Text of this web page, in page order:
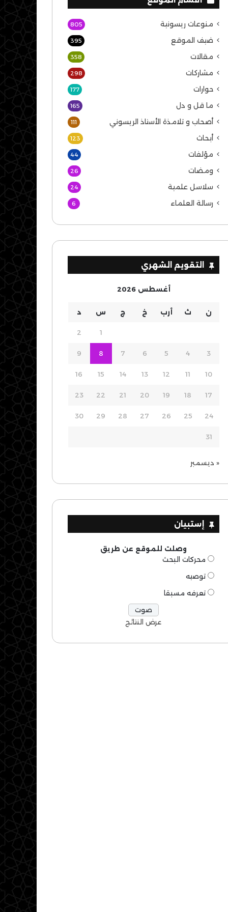
منوعات ريسونية 805
ضيف الموقع 395
مقالات 358
مشاركات 298
حوارات 177
ما قل و دل 165
أصحاب و تلامذة الأستاذ الريسوني 111
أبحاث 123
مؤلفات 44
ومضات 26
سلاسل علمية 24
رسالة العلماء 6
التقويم الشهري
أغسطس 2026
ن ث أرب خ ج س د
1
2
3
4
5
6
7
8
9
10
11
12
13
14
15
16
17
18
19
20
21
22
23
24
25
26
27
28
29
30
31
« ديسمبر
إستبيان
وصلت للموقع عن طريق
محركات البحث
توصيه
تعرفه مسبقا
عرض النتائج